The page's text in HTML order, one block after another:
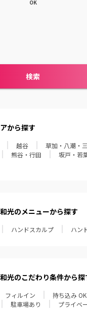
OK
検索
から探す
越谷 草加・八潮・
熊谷・行田 坂戸・若
光のメニューから探す
ハンドスカルプ ハン
光のこだわり条件から探
フィルイン 持ち込み OK
駐車場あり プライベ